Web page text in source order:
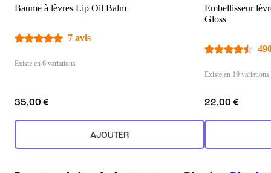
Baume à lèvres Lip Oil Balm
7 avis
Existe en 6 variations
35,00 €
AJOUTER
Embellisseur
Gloss
Existe en 19 variations
22,00 €